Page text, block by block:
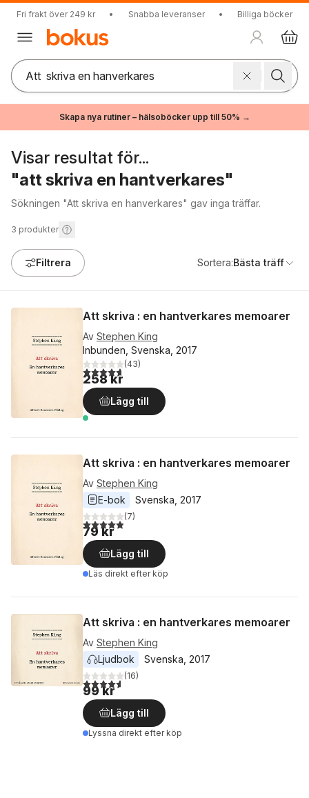
Fri frakt över 249 kr • Snabba leveranser • Billiga böcker
Skapa nya rutiner – hälsoböcker upp till 50% →
Visar resultat för...
"att skriva en hantverkares"
Sökningen "Att skriva en hanverkares" gav inga träffar.
3 produkter
Filtrera Sortera:Bästa träff
Att skriva : en hantverkares memoarer
Av Stephen King
Inbunden, Svenska, 2017
4,7utav 5 stjärnor. Totalt antal röster:
(43)
258 kr
Lägg till
Att skriva : en hantverkares memoarer
Av Stephen King
E-bok
Svenska 2017
4,9utav 5 stjärnor. Totalt antal röster:
(7)
79 kr
Lägg till
Läs direkt efter köp
Att skriva : en hantverkares memoarer
Av Stephen King
Ljudbok
Svenska 2017
4,6utav 5 stjärnor. Totalt antal röster:
(16)
99 kr
Lägg till
Lyssna direkt efter köp